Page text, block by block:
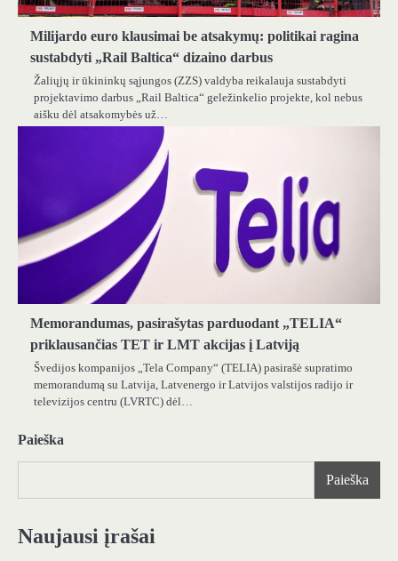
Milijardo euro klausimai be atsakymų: politikai ragina
sustabdyti „Rail Baltica“ dizaino darbus
Žaliųjų ir ūkininkų sąjungos (ZZS) valdyba reikalauja sustabdyti
projektavimo darbus „Rail Baltica“ geležinkelio projekte, kol nebus
aišku dėl atsakomybės už…
Memorandumas, pasirašytas parduodant „TELIA“
priklausančias TET ir LMT akcijas į Latviją
Švedijos kompanijos „Tela Company“ (TELIA) pasirašė supratimo
memorandumą su Latvija, Latvenergo ir Latvijos valstijos radijo ir
televizijos centru (LVRTC) dėl…
Paieška
Paieška
Naujausi įrašai